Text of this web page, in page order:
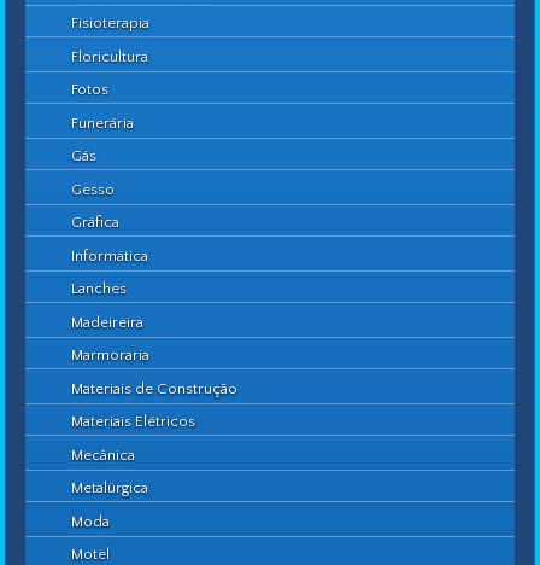
Fisioterapia
Floricultura
Fotos
Funerária
Gás
Gesso
Gráfica
Informática
Lanches
Madeireira
Marmoraria
Materiais de Construção
Materiais Elétricos
Mecânica
Metalúrgica
Moda
Motel